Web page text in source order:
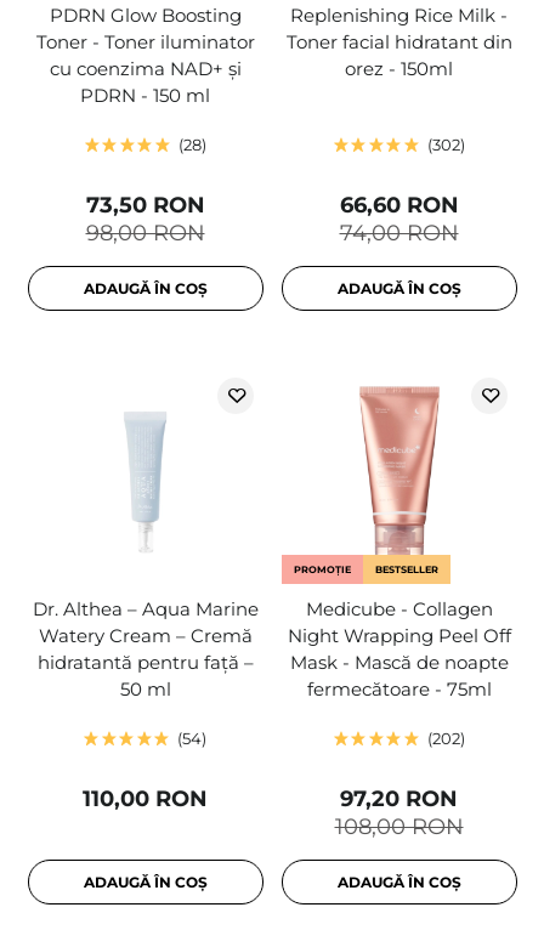
PDRN Glow Boosting
Toner - Toner iluminator
cu coenzima NAD+ și
PDRN - 150 ml
28
98,00 RON
73,50 RON
ADAUGĂ ÎN COȘ
Replenishing Rice Milk -
Toner facial hidratant din
orez - 150ml
302
74,00 RON
66,60 RON
ADAUGĂ ÎN COȘ
Dr. Althea – Aqua Marine
Watery Cream – Cremă
hidratantă pentru față –
50 ml
54
110,00 RON
ADAUGĂ ÎN COȘ
PROMOȚIE BESTSELLER
Medicube - Collagen
Night Wrapping Peel Off
Mask - Mască de noapte
fermecătoare - 75ml
202
108,00 RON
97,20 RON
ADAUGĂ ÎN COȘ